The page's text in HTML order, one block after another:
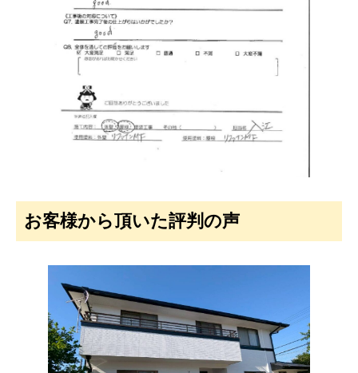
お客様から頂いた評判の声